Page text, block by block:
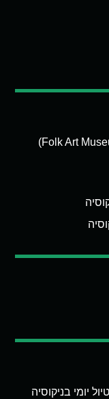
מוזיאון האמנות העממית של קפריסין (Folk Art Museum)
יומי בניקוסיה